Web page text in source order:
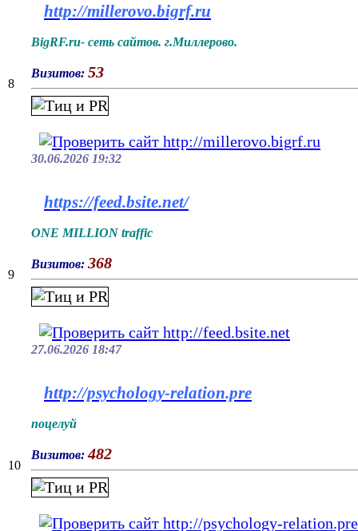
8
http://millerovo.bigrf.ru
BigRF.ru- сеть сайтов. г.Миллерово.
Визитов: 53
30.06.2026 19:32
9
https://feed.bsite.net/
ONE MILLION traffic
Визитов: 368
27.06.2026 18:47
10
http://psychology-relation.pre
поцелуй
Визитов: 482